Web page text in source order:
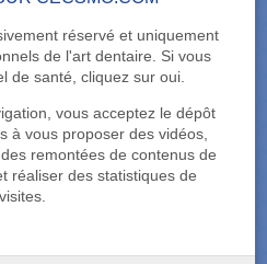
réservé et uniquement
de l'art dentaire. Si vous
de santé, cliquez sur oui.
vous acceptez le dépôt
à vous proposer des vidéos,
remontées de contenus de
réaliser des statistiques de
visites.